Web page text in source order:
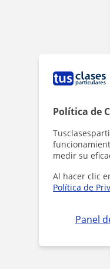
Política de
medir su
Al hacer clic
Política de
Panel